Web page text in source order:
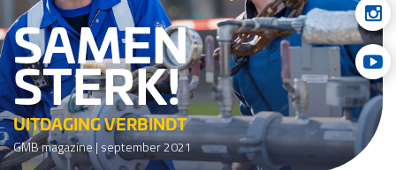
SAMEN
STERK!
UITDAGING VERBINDT
GMB magazine | september 2021